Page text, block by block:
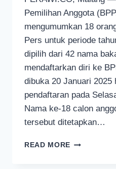
Pemilihan Anggota
mengumumkan 18
Pers untuk periode
dipilih dari 42 nama
mendaftarkan diri ke
dibuka 20 Januari 2025
pendaftaran pada
Nama ke-18 calon
tersebut ditetapkan…
READ MORE BPPA